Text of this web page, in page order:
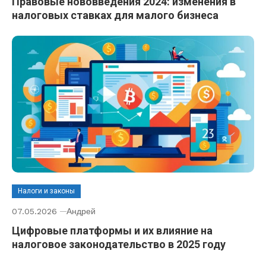
налоговых ставках для малого бизнеса
Налоги и законы
07.05.2026 Андрей
Цифровые платформы и их влияние на
налоговое законодательство в 2025 году